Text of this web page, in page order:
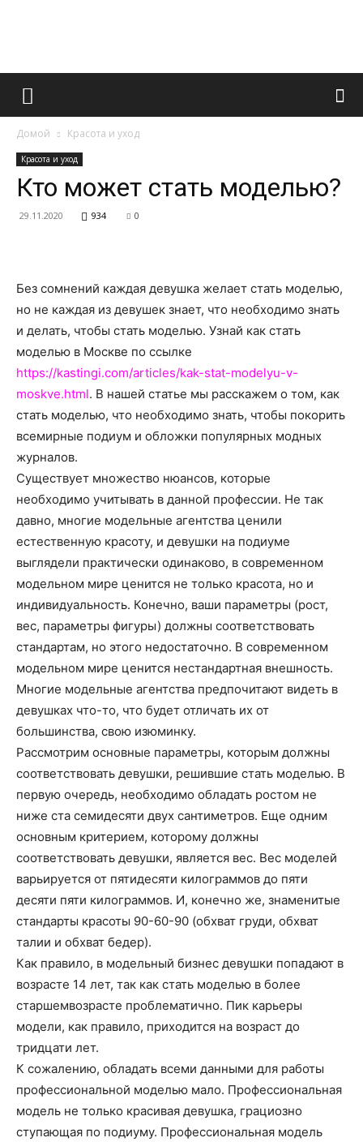
Французский
все
нем
Домой Красота и уход
Красота и уход
Кто может стать моделью?
29.11.2020 934 0
Без сомнений каждая девушка желает стать моделью,
но не каждая из девушек знает, что необходимо знать
и делать, чтобы стать моделью. Узнай как стать
моделью в Москве по ссылке
https://kastingi.com/articles/kak-stat-modelyu-v-
moskve.html. В нашей статье мы расскажем о том, как
стать моделью, что необходимо знать, чтобы покорить
всемирные подиум и обложки популярных модных
журналов.
Существует множество нюансов, которые
необходимо учитывать в данной профессии. Не так
давно, многие модельные агентства ценили
естественную красоту, и девушки на подиуме
выглядели практически одинаково, в современном
модельном мире ценится не только красота, но и
индивидуальность. Конечно, ваши параметры (рост,
вес, параметры фигуры) должны соответствовать
стандартам, но этого недостаточно. В современном
модельном мире ценится нестандартная внешность.
Многие модельные агентства предпочитают видеть в
девушках что-то, что будет отличать их от
большинства, свою изюминку.
Рассмотрим основные параметры, которым должны
соответствовать девушки, решившие стать моделью. В
первую очередь, необходимо обладать ростом не
ниже ста семидесяти двух сантиметров. Еще одним
основным критерием, которому должны
соответствовать девушки, является вес. Вес моделей
варьируется от пятидесяти килограммов до пяти
десяти пяти килограммов. И, конечно же, знаменитые
стандарты красоты 90-60-90 (обхват груди, обхват
талии и обхват бедер).
Как правило, в модельный бизнес девушки попадают в
возрасте 14 лет, так как стать моделью в более
старшемвозрасте проблематично. Пик карьеры
модели, как правило, приходится на возраст до
тридцати лет.
К сожалению, обладать всеми данными для работы
профессиональной моделью мало. Профессиональная
модель не только красивая девушка, грациозно
ступающая по подиуму. Профессиональная модель